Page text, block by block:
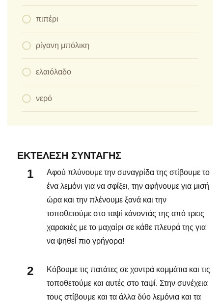
πιπέρι
ρίγανη μπόλικη
ελαιόλαδο
νερό
ΕΚΤΈΛΕΣΗ ΣΥΝΤΑΓΉΣ
Αφού πλύνουμε την συναγρίδα της στίβουμε το
ένα λεμόνι για να σφίξει, την αφήνουμε για μισή
ώρα και την πλένουμε ξανά και την
τοποθετούμε στο ταψί κάνοντάς της από τρεις
χαρακιές με το μαχαίρι σε κάθε πλευρά της για
να ψηθεί πιο γρήγορα!
Κόβουμε τις πατάτες σε χοντρά κομμάτια και τις
τοποθετούμε και αυτές στο ταψί. Στην συνέχεια
τους στίβουμε και τα άλλα δύο λεμόνια και τα